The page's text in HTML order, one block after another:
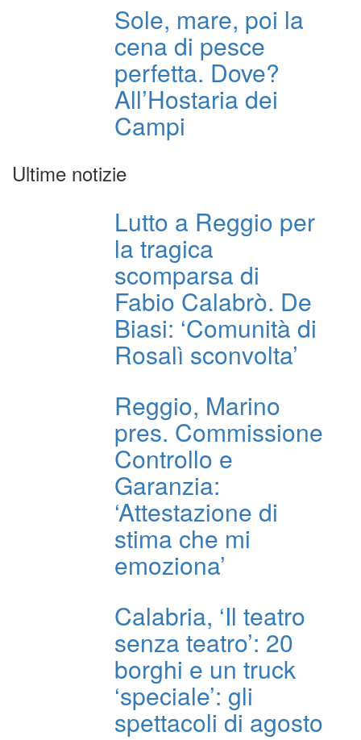
Sole, mare, poi la
cena di pesce
perfetta. Dove?
All’Hostaria dei
Campi
Ultime notizie
Lutto a Reggio per
la tragica
scomparsa di
Fabio Calabrò. De
Biasi: ‘Comunità di
Rosalì sconvolta’
Reggio, Marino
pres. Commissione
Controllo e
Garanzia:
‘Attestazione di
stima che mi
emoziona’
Calabria, ‘Il teatro
senza teatro’: 20
borghi e un truck
‘speciale’: gli
spettacoli di agosto